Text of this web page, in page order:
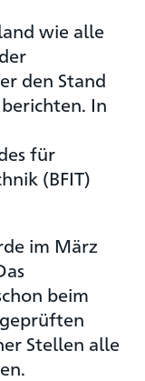
wie alle
den Stand
In
für
(BFIT)
im März
beim
Stellen alle